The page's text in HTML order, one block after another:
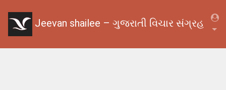
Jeevan shailee – ગુજરાતી વિચાર સંગ્રહ